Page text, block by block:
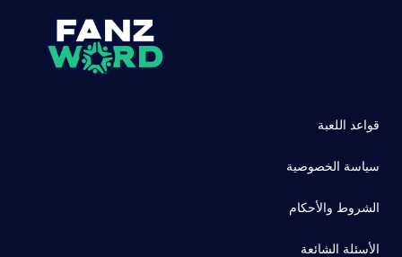
قواعد اللعبة
سياسة الخصوصية
الشروط والأحكام
الأسئلة الشائعة